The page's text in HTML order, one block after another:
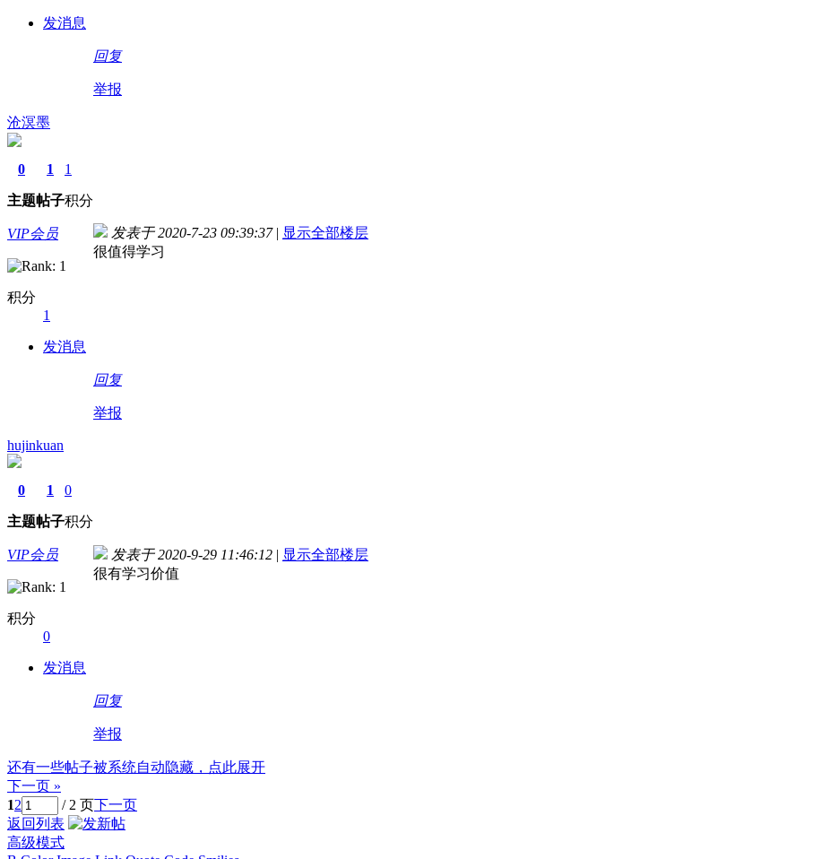
发消息
回复
举报
沧溟墨
0
主题
1
帖子
1
积分
VIP会员
积分
1
发消息
发表于 2020-7-23 09:39:37 | 显示全部楼层
很值得学习
回复
举报
hujinkuan
0
主题
1
帖子
0
积分
VIP会员
积分
0
发消息
发表于 2020-9-29 11:46:12 | 显示全部楼层
很有学习价值
回复
举报
还有一些帖子被系统自动隐藏，点此展开
下一页 »
12 / 2 页下一页
返回列表
高级模式